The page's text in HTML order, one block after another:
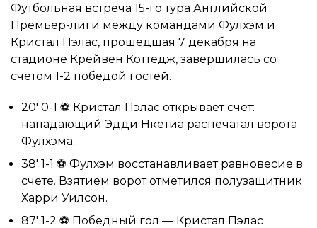
Футбольная встреча 15-го тура Английской
Премьер-лиги между командами Фулхэм и
Кристал Пэлас, прошедшая 7 декабря на
стадионе Крейвен Коттедж, завершилась со
счетом 1-2 победой гостей.
20′ 0-1 ⚽ Кристал Пэлас открывает счет:
нападающий Эдди Нкетиа распечатал ворота
Фулхэма.
38′ 1-1 ⚽ Фулхэм восстанавливает равновесие в
счете. Взятием ворот отметился полузащитник
Харри Уилсон.
87′ 1-2 ⚽ Победный гол — Кристал Пэлас